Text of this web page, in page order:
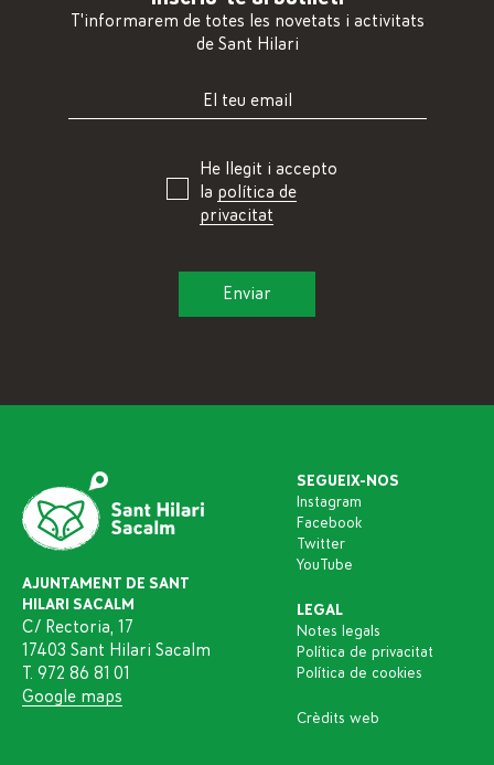
T'informarem de totes les novetats i activitats
de Sant Hilari
He llegit i accepto
la política de
privacitat
AJUNTAMENT DE SANT
HILARI SACALM
C/ Rectoria, 17
17403 Sant Hilari Sacalm
T. 972 86 81 01
Google maps
SEGUEIX-NOS
Instagram
Facebook
Twitter
YouTube
LEGAL
Notes legals
Política de privacitat
Política de cookies
Crèdits web